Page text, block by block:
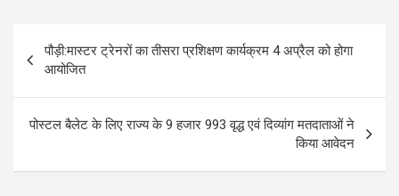
Post
navigation
पौड़ी:मास्टर ट्रेनरों का तीसरा प्रशिक्षण कार्यक्रम 4 अप्रैल को होगा
आयोजित
पोस्टल बैलेट के लिए राज्य के 9 हजार 993 वृद्ध एवं दिव्यांग मतदाताओं ने
किया आवेदन